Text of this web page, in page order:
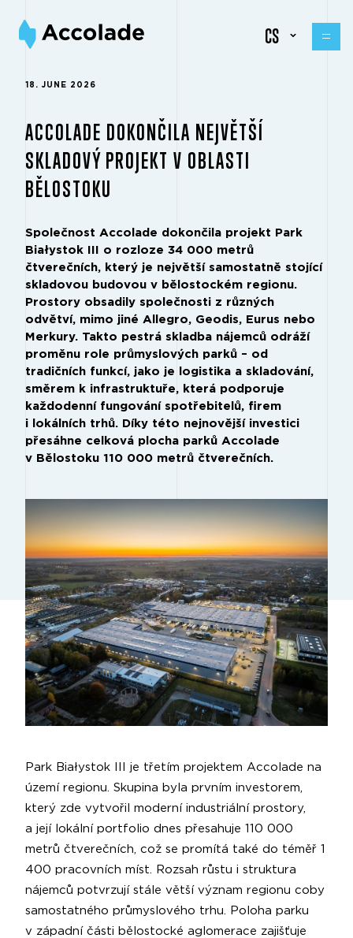
CS
18. JUNE 2026
ACCOLADE DOKONČILA NEJVĚTŠÍ
SKLADOVÝ PROJEKT V OBLASTI
BĚLOSTOKU
Společnost Accolade dokončila projekt Park
Białystok III o rozloze 34 000 metrů
čtverečních, který je největší samostatně stojící
skladovou budovou v bělostockém regionu.
Prostory obsadily společnosti z různých
odvětví, mimo jiné Allegro, Geodis, Eurus nebo
Merkury. Takto pestrá skladba nájemců odráží
proměnu role průmyslových parků – od
tradičních funkcí, jako je logistika a skladování,
směrem k infrastruktuře, která podporuje
každodenní fungování spotřebitelů, firem
i lokálních trhů. Díky této nejnovější investici
přesáhne celková plocha parků Accolade
v Bělostoku 110 000 metrů čtverečních.
Park Białystok III je třetím projektem Accolade na
území regionu. Skupina byla prvním investorem,
který zde vytvořil moderní industriální prostory,
a její lokální portfolio dnes přesahuje 110 000
metrů čtverečních, což se promítá také do téměř 1
400 pracovních míst. Rozsah růstu i struktura
nájemců potvrzují stále větší význam regionu coby
samostatného průmyslového trhu. Poloha parku
v západní části bělostocké aglomerace zajišťuje